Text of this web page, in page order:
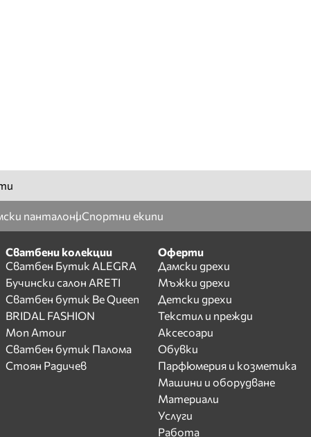
панталониСпортни екипи
Сватбени колекции
Сватбен Бутик ALEGRA
Бучински салон ARETI
Сватбен бутик Be Queen
BRIDAL FASHION
Mon Amour
Сватбен бутик Палома
Стоян Радичев
Оферти
Дамски дрехи
Мъжки дрехи
Детски дрехи
Текстил и прежди
Аксесоари
Обувки
Парфюмерия и козметика
Машини и оборудване
Материали
Услуги
Работа